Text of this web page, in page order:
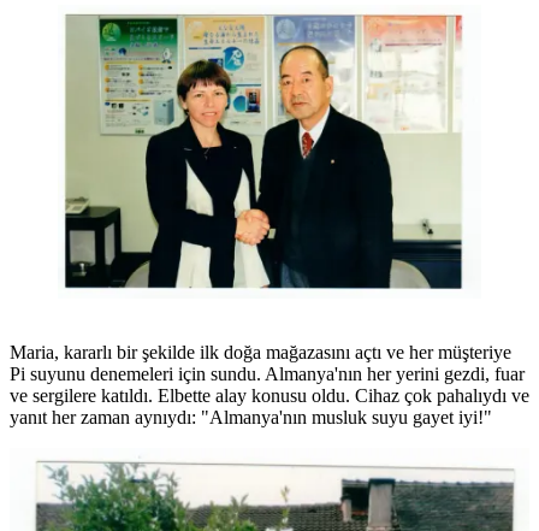
Maria, kararlı bir şekilde ilk doğa mağazasını açtı ve her müşteriye
Pi suyunu denemeleri için sundu. Almanya'nın her yerini gezdi, fuar
ve sergilere katıldı. Elbette alay konusu oldu. Cihaz çok pahalıydı ve
yanıt her zaman aynıydı: "Almanya'nın musluk suyu gayet iyi!"